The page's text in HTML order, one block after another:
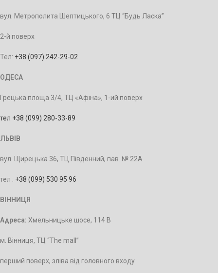
вул. Метрополита Шептицького, 6 ТЦ “Будь Ласка”
2-й поверх
Тел: +38 (097) 242-29-02
ОДЕСА
Грецька площа 3/4, ТЦ «Афіна», 1-ий поверх
тел +38 (099) 280-33-89
ЛЬВІВ
вул. Щирецька 36, ТЦ Південний, пав. № 22А
тел : +38 (099) 530 95 96
ВІННИЦЯ
Адреса: Хмельницьке шосе, 114 В
м. Вінниця, ТЦ “The mall”
перший поверх, зліва від головного входу